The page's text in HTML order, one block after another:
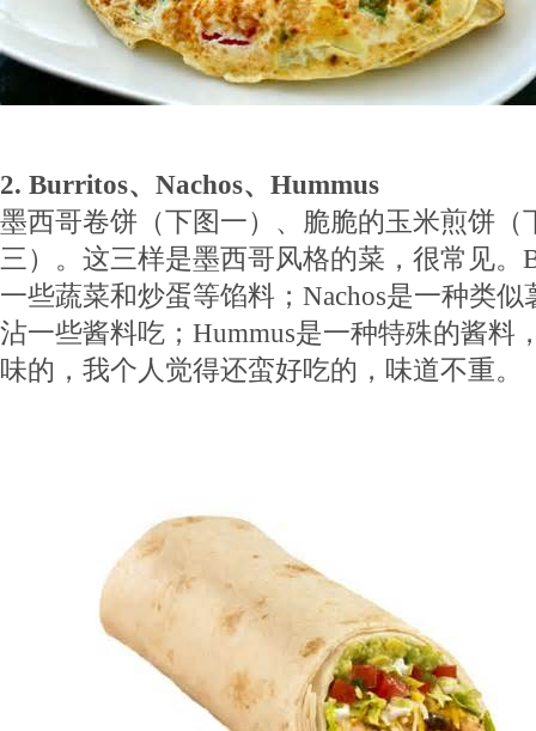
2. Burritos、Nachos、Hummus
墨西哥卷饼（下图一）、脆脆的玉米煎饼（
三）。这三样是墨西哥风格的菜，很常见。
一些蔬菜和炒蛋等馅料；Nachos是一种类
沾一些酱料吃；Hummus是一种特殊的酱料
味的，我个人觉得还蛮好吃的，味道不重。